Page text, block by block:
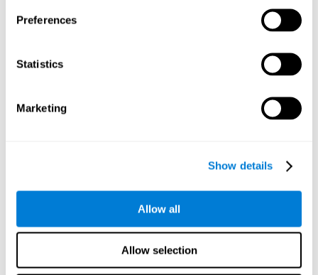
Preferences
Statistics
Marketing
Show details
Allow all
Allow selection
プライバシーポリシーとオペレーターの収集と使用方法に関す
または下記の住所にご連絡くだ
< br /> CogniFit, Inc.
サンフランシスコ、CA 94108、米国
子供達は先生、担当者、医者か研究者の招待を受信した時点で
CogniFit に登録出来ます。このイベントで、子供が登録した場
合、CogniFit は両親か、担当者の同意を得る為メールにて通知
致します。子供の親または担当者は、子供のプライバシー設定
を編集する必要があります。